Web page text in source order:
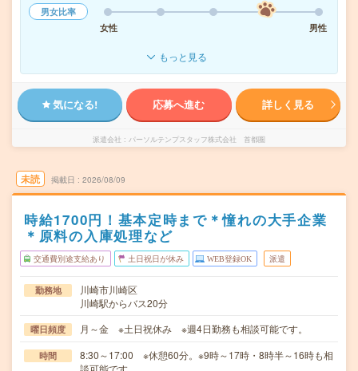
男女比率
女性
男性
もっと見る
気になる! 応募へ進む 詳しく見る
派遣会社 パーソルテンプスタッフ株式会社 首都圏
未読 掲載日 2026/08/09
時給1700円！基本定時まで＊憧れの大手企業
＊原料の入庫処理など
交通費別途支給あり 土日祝日が休み WEB登録OK 派遣
勤務地
川崎市川崎区
川崎駅からバス20分
曜日頻度 月～金 ※土日祝休み ※週4日勤務も相談可能です。
時間
8:30～17:00 ※休憩60分。※9時～17時・8時半～16時も相
談可能です。